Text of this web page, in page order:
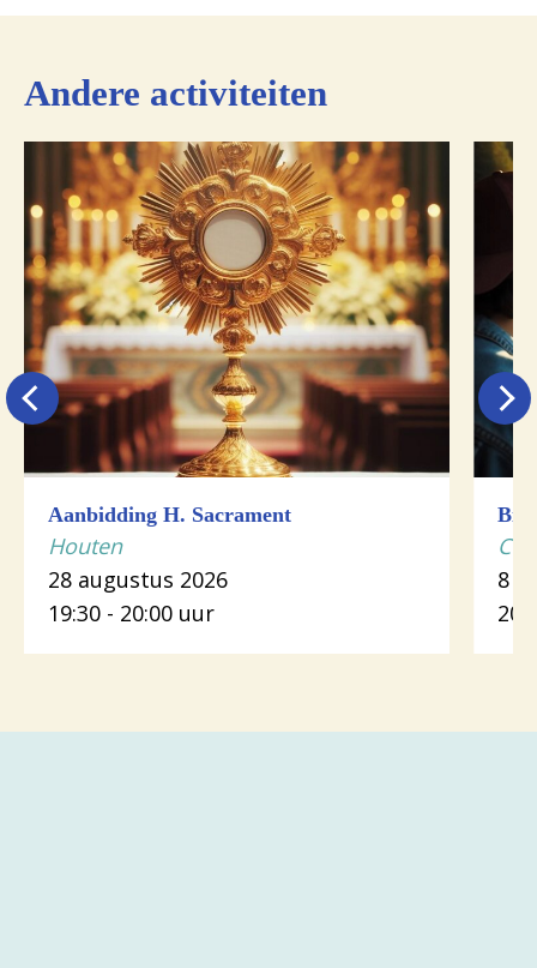
Andere activiteiten
Aanbidding H. Sacrament
Houten
28 augustus 2026
19:30 - 20:00 uur
8